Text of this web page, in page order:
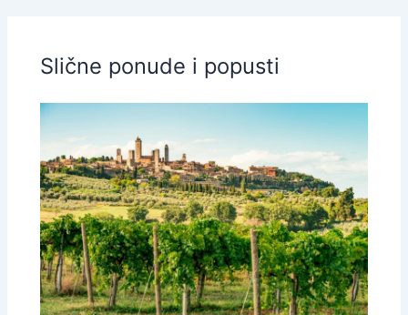
Slične ponude i popusti